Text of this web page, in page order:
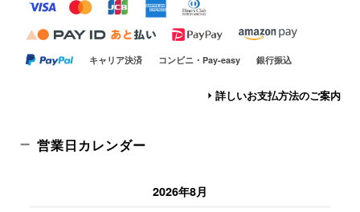
キャリア決済 コンビニ・Pay-easy 銀行振込
詳しいお支払方法のご案内
営業日カレンダー
2026年8月